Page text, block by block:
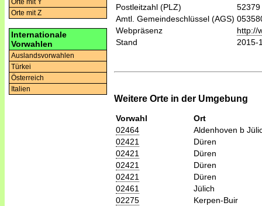
Orte mit Y
Orte mit Z
Internationale
Vorwahlen
Auslandsvorwahlen
Türkei
Österreich
Italien
Postleitzahl (PLZ)
52379
Amtl. Gemeindeschlüssel (AGS)
Webpräsenz
http://
Stand
2015-
Weitere Orte in der Umgebung
Vorwahl
Ort
02464
Aldenhoven b
02421
Düren
02421
Düren
02421
Düren
02421
Düren
02461
Jülich
02275
Kerpen-Buir